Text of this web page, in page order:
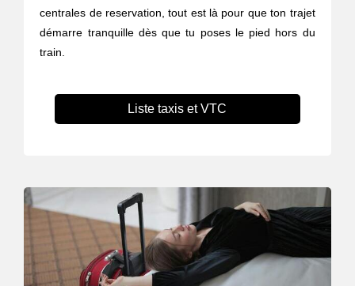
centrales de reservation, tout est là pour que ton trajet
démarre tranquille dès que tu poses le pied hors du
train.
Liste taxis et VTC